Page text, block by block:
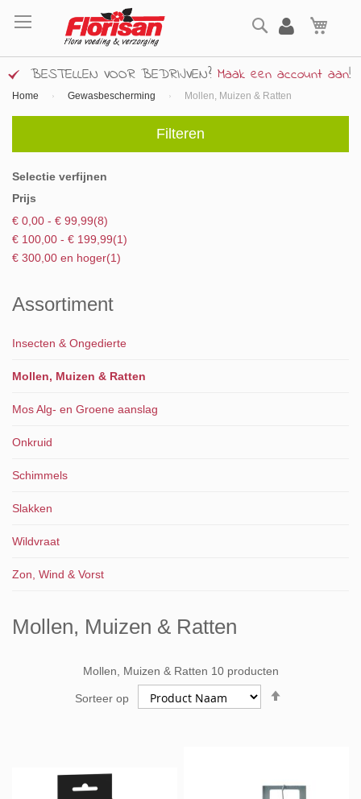
naar
inhoud
Zoek
BESTELLEN VOOR BEDRIJVEN? Maak een account aan!
Home Gewasbescherming Mollen, Muizen & Ratten
Mollen, Muizen & Ratten
Mollen, Muizen & Ratten 10producten
Sorteer op
Filteren
Selectie verfijnen
Prijs
€ 0,00 - € 99,99 8product
€ 100,00 - € 199,99 1product
€ 300,00 en hoger 1product
Assortiment
Insecten & Ongedierte
Mollen, Muizen & Ratten
Mos Alg- en Groene aanslag
Onkruid
Schimmels
Slakken
Wildvraat
Zon, Wind & Vorst